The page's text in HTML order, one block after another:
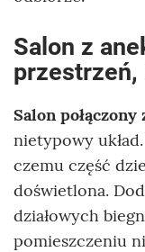
Salon z
przestrzeń,
Salon
nietypowy
czemu część
doświetlona.
działowych
pomieszczeniu